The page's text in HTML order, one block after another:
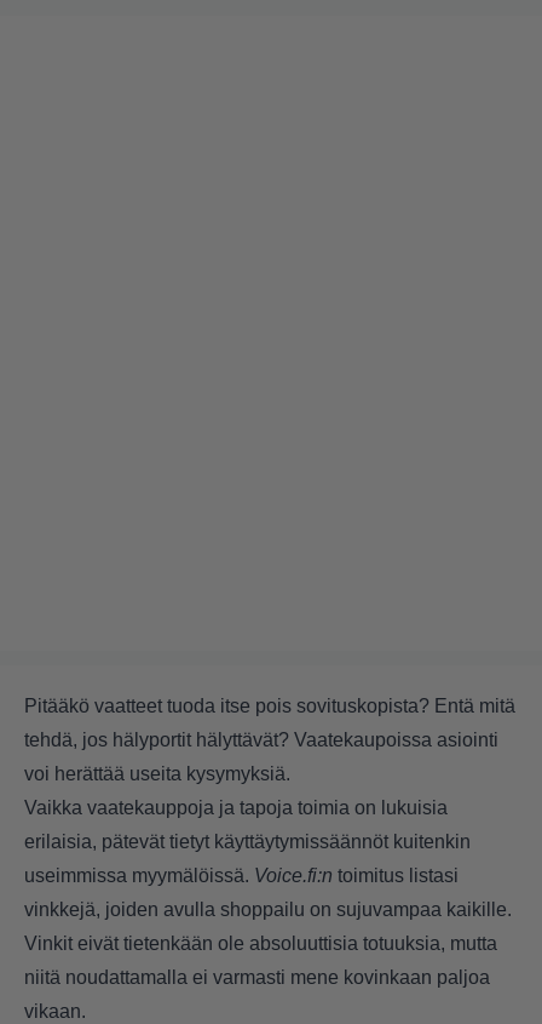
Pitääkö vaatteet tuoda itse pois sovituskopista? Entä mitä
tehdä, jos hälyportit hälyttävät? Vaatekaupoissa asiointi
voi herättää useita kysymyksiä.
Vaikka vaatekauppoja ja tapoja toimia on lukuisia
erilaisia, pätevät tietyt käyttäytymissäännöt kuitenkin
useimmissa myymälöissä. Voice.fi:n toimitus listasi
vinkkejä, joiden avulla shoppailu on sujuvampaa kaikille.
Vinkit eivät tietenkään ole absoluuttisia totuuksia, mutta
niitä noudattamalla ei varmasti mene kovinkaan paljoa
vikaan.